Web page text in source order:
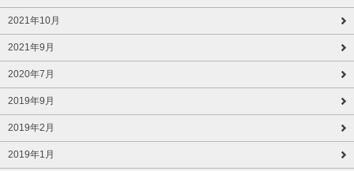
2021年10月
2021年9月
2020年7月
2019年9月
2019年2月
2019年1月